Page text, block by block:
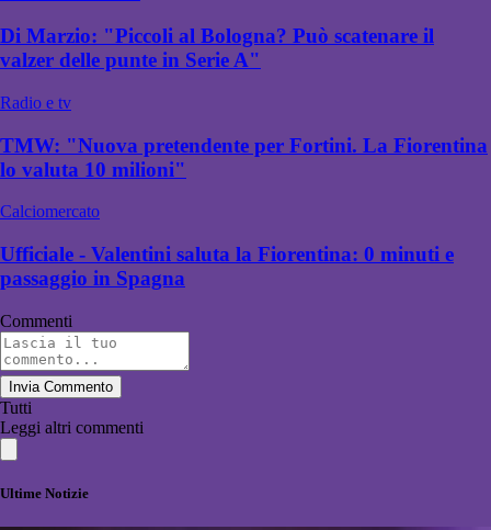
Di Marzio: "Piccoli al Bologna? Può scatenare il
valzer delle punte in Serie A"
Radio e tv
TMW: "Nuova pretendente per Fortini. La Fiorentina
lo valuta 10 milioni"
Calciomercato
Ufficiale - Valentini saluta la Fiorentina: 0 minuti e
passaggio in Spagna
Commenti
Invia Commento
Tutti
Leggi altri commenti
Ultime Notizie